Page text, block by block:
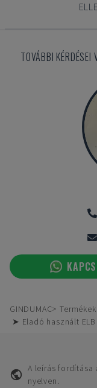
TOVÁBBI KÉRDÉSEI
GINDUMAC Termékek
➤ Eladó használt
A leírás fordítása
nyelven.